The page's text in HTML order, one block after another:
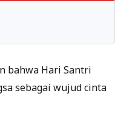
bahwa Hari Santri
sebagai wujud cinta